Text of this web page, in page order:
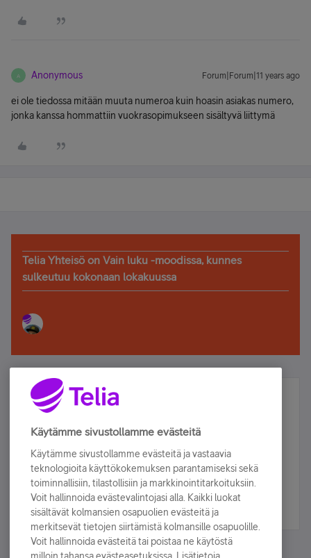
A Anonymous Forum|Forum|11 years ago
ei ole tiedossa mitään muuta numeroa kuin hoasin asiakas numero,
jonka kanssa hommattiin vuokrasopimukseen sisältyvä liittymä
Telia Yhteisö on Vain luku -moodissa, kunnes
sulkeutuu kokonaan lokakuussa
Älä jää paitsi – osallistu ja voita!
Tilaa Telian uutiskirje ja olet mukana arvonnassa.
sähköpostiisi.
Tilaa nyt
Käytämme sivustollamme evästeitä
Käytämme sivustollamme evästeitä ja vastaavia
teknologioita käyttökokemuksen parantamiseksi sekä
toiminnallisiin, tilastollisiin ja markkinointitarkoituksiin.
Voit hallinnoida evästevalintojasi alla. Kaikki luokat
sisältävät kolmansien osapuolien evästeitä ja
merkitsevät tietojen siirtämistä kolmansille osapuolille.
Voit hallinnoida evästeitä tai poistaa ne käytöstä